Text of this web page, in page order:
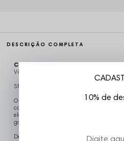
DESCRIÇÃO COMPLETA
Código identificador (SKU):
Vizu07
Shorts de Basquete Chronic
O Shorts de Basquete Chronic foi
confortável, confeccionada em poliéster,
elástico na cintura para um melhor
gosta de um estilo mais despojado,
Detalhes:
10% de